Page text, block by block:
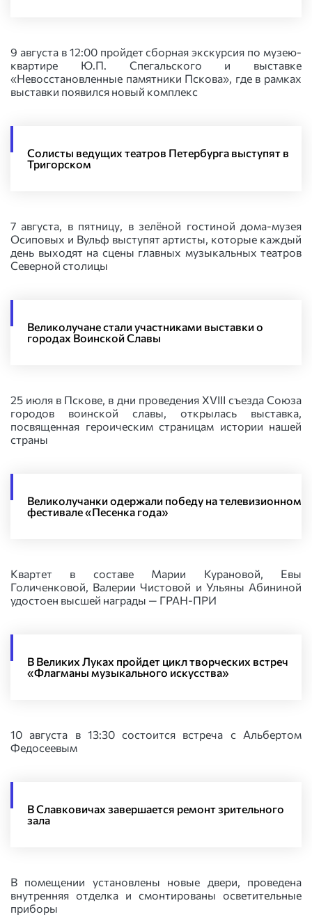
9 августа в 12:00 пройдет сборная экскурсия по музею-
квартире Ю.П. Спегальского и выставке
«Невосстановленные памятники Пскова», где в рамках
выставки появился новый комплекс
Солисты ведущих театров Петербурга выступят в
Тригорском
7 августа, в пятницу, в зелёной гостиной дома-музея
Осиповых и Вульф выступят артисты, которые каждый
день выходят на сцены главных музыкальных театров
Северной столицы
Великолучане стали участниками выставки о
городах Воинской Славы
25 июля в Пскове, в дни проведения XVIII съезда Союза
городов воинской славы, открылась выставка,
посвященная героическим страницам истории нашей
страны
Великолучанки одержали победу на телевизионном
фестивале «Песенка года»
Квартет в составе Марии Курановой, Евы
Голиченковой, Валерии Чистовой и Ульяны Абининой
удостоен высшей награды — ГРАН-ПРИ
В Великих Луках пройдет цикл творческих встреч
«Флагманы музыкального искусства»
10 августа в 13:30 состоится встреча с Альбертом
Федосеевым
В Славковичах завершается ремонт зрительного
зала
В помещении установлены новые двери, проведена
внутренняя отделка и смонтированы осветительные
приборы